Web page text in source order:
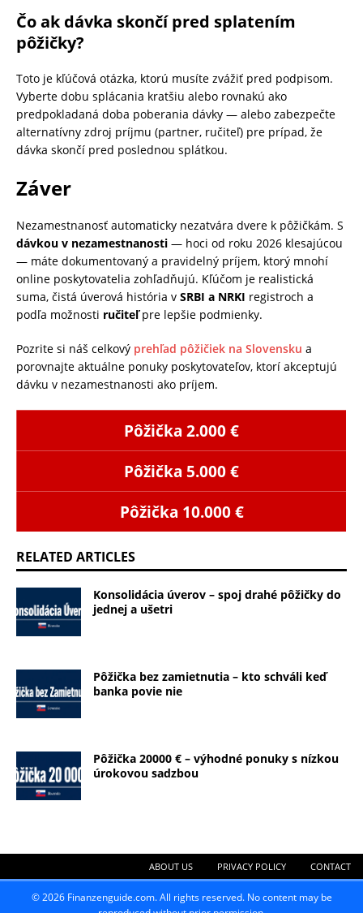
Čo ak dávka skončí pred splatením
pôžičky?
Toto je kľúčová otázka, ktorú musíte zvážiť pred podpisom.
Vyberte dobu splácania kratšiu alebo rovnakú ako
predpokladaná doba poberania dávky — alebo zabezpečte
alternatívny zdroj príjmu (partner, ručiteľ) pre prípad, že
dávka skončí pred poslednou splátkou.
Záver
Nezamestnanosť automaticky nezatvára dvere k pôžičkám. S
dávkou v nezamestnanosti — hoci od roku 2026 klesajúcou
— máte dokumentovaný a pravidelný príjem, ktorý mnohí
online poskytovatelia zohľadňujú. Kľúčom je realistická
suma, čistá úverová história v SRBI a NRKI registroch a
podľa možnosti ručiteľpre lepšie podmienky.
Pozrite si náš celkový prehľad pôžičiek na Slovensku a
porovnajte aktuálne ponuky poskytovateľov, ktorí akceptujú
dávku v nezamestnanosti ako príjem.
Pôžička 2.000 €
Pôžička 5.000 €
Pôžička 10.000 €
RELATED ARTICLES
Konsolidácia úverov – spoj drahé pôžičky do
jednej a ušetri
Pôžička bez zamietnutia – kto schváli keď
banka povie nie
Pôžička 20000 € – výhodné ponuky s nízkou
úrokovou sadzbou
ABOUT US PRIVACY POLICY CONTACT
© 2026 Finanzenguide.com. All rights reserved. No content may be